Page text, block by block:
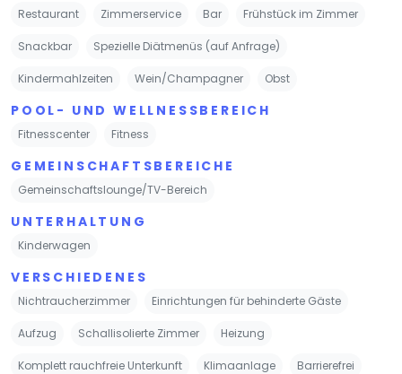
Restaurant Zimmerservice Bar Frühstück im Zimmer
Snackbar Spezielle Diätmenüs (auf Anfrage)
Kindermahlzeiten Wein/Champagner Obst
POOL- UND WELLNESSBEREICH
Fitnesscenter Fitness
GEMEINSCHAFTSBEREICHE
Gemeinschaftslounge/TV-Bereich
UNTERHALTUNG
Kinderwagen
VERSCHIEDENES
Nichtraucherzimmer Einrichtungen für behinderte Gäste
Aufzug Schallisolierte Zimmer Heizung
Komplett rauchfreie Unterkunft Klimaanlage Barrierefrei